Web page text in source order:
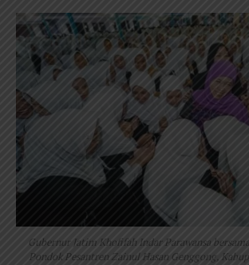
Gubernur Jatim Khofifah Indar Parawansa
Pondok Pesantren Zainul Hasan Genggong,